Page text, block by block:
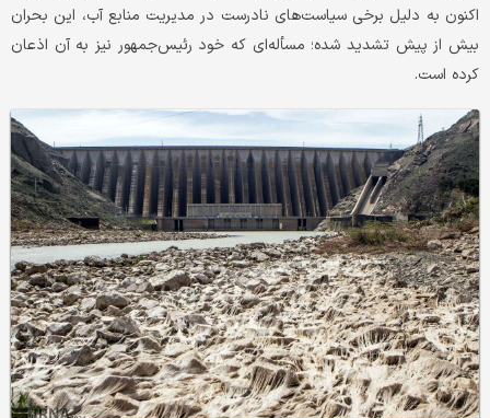
اکنون به دلیل برخی سیاست‌های نادرست در مدیریت منابع آب، این بحران
بیش از پیش تشدید شده؛ مسأله‌ای که خود رئیس‌جمهور نیز به آن اذعان
کرده است.